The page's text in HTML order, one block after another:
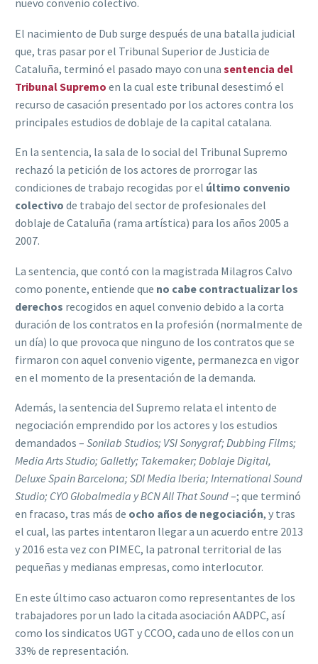
nuevo convenio colectivo.
El nacimiento de Dub surge después de una batalla judicial
que, tras pasar por el Tribunal Superior de Justicia de
Cataluña, terminó el pasado mayo con una sentencia del
Tribunal Supremo en la cual este tribunal desestimó el
recurso de casación presentado por los actores contra los
principales estudios de doblaje de la capital catalana.
En la sentencia, la sala de lo social del Tribunal Supremo
rechazó la petición de los actores de prorrogar las
condiciones de trabajo recogidas por el último convenio
colectivo de trabajo del sector de profesionales del
doblaje de Cataluña (rama artística) para los años 2005 a
2007.
La sentencia, que contó con la magistrada Milagros Calvo
como ponente, entiende que no cabe contractualizar los
derechos recogidos en aquel convenio debido a la corta
duración de los contratos en la profesión (normalmente de
un día) lo que provoca que ninguno de los contratos que se
firmaron con aquel convenio vigente, permanezca en vigor
en el momento de la presentación de la demanda.
Además, la sentencia del Supremo relata el intento de
negociación emprendido por los actores y los estudios
demandados – Sonilab Studios; VSI Sonygraf; Dubbing Films;
Media Arts Studio; Galletly; Takemaker; Doblaje Digital,
Deluxe Spain Barcelona; SDI Media Iberia; International Sound
Studio; CYO Globalmedia y BCN All That Sound–; que terminó
en fracaso, tras más de ocho años de negociación, y tras
el cual, las partes intentaron llegar a un acuerdo entre 2013
y 2016 esta vez con PIMEC, la patronal territorial de las
pequeñas y medianas empresas, como interlocutor.
En este último caso actuaron como representantes de los
trabajadores por un lado la citada asociación AADPC, así
como los sindicatos UGT y CCOO, cada uno de ellos con un
33% de representación.